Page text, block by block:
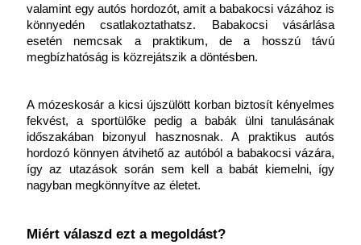
valamint egy autós hordozót, amit a babakocsi vázához is
könnyedén csatlakoztathatsz.
Babakocsi vásárlása
esetén nemcsak a praktikum, de a hosszú távú
megbízhatóság is közrejátszik a döntésben.
A mózeskosár a kicsi újszülött korban biztosít kényelmes
fekvést, a sportülőke pedig a babák ülni tanulásának
időszakában bizonyul hasznosnak. A praktikus autós
hordozó könnyen átvihető az autóból a babakocsi vázára,
így az utazások során sem kell a babát kiemelni, így
nagyban megkönnyítve az életet.
Miért válaszd ezt a megoldást?